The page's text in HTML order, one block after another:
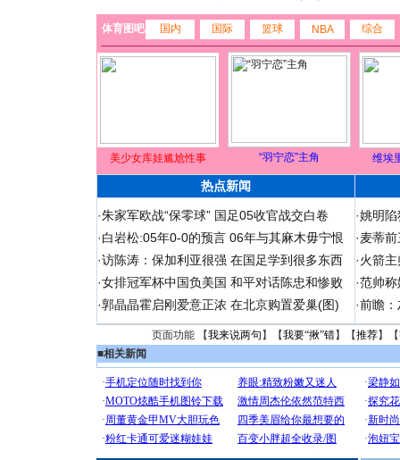
体育图吧 国内 国际 篮球 NBA 综合
美少女库娃尴尬性事 “羽宁恋”主角 维埃
热点新闻
·朱家军欧战“保零球” 国足05收官战交白卷
·白岩松:05年0-0的预言 06年与其麻木毋宁恨
·访陈涛：保加利亚很强 在国足学到很多东西
·女排冠军杯中国负美国 和平对话陈忠和惨败
·郭晶晶霍启刚爱意正浓 在北京购置爱巢(图)
·姚明
·麦蒂
·火箭
·范帅
·前瞻
页面功能 【我来说两句 】【我要“揪”错】【推荐】
■相关新闻